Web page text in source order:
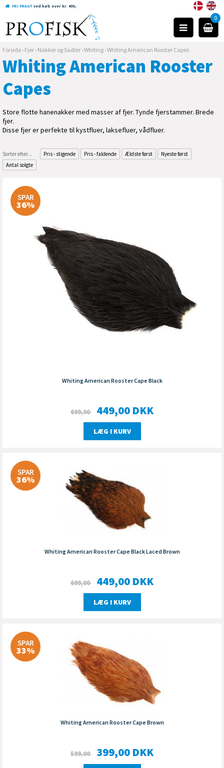
FRI FRAGT ved køb over kr. 499,-
0
Forside › Fjer › Nakker og Sadler ›Whiting ›Whiting American Rooster Capes
Whiting American Rooster
Capes
Store flotte hanenakker med masser af fjer. Tynde fjerstammer. Brede
fjer.
Disse fjer er perfekte til kystfluer, laksefluer, vådfluer.
Sorter efter... Pris - stigende Pris - faldende Ældste først
Nyeste først
Antal solgte
SPAR
36%
Whiting American Rooster Cape Black
699,00 449,00 DKK
LÆG I KURV
SPAR
36%
Whiting American Rooster Cape Black Laced Brown
699,00 449,00 DKK
LÆG I KURV
SPAR
33%
Whiting American Rooster Cape Brown
599,00 399,00 DKK